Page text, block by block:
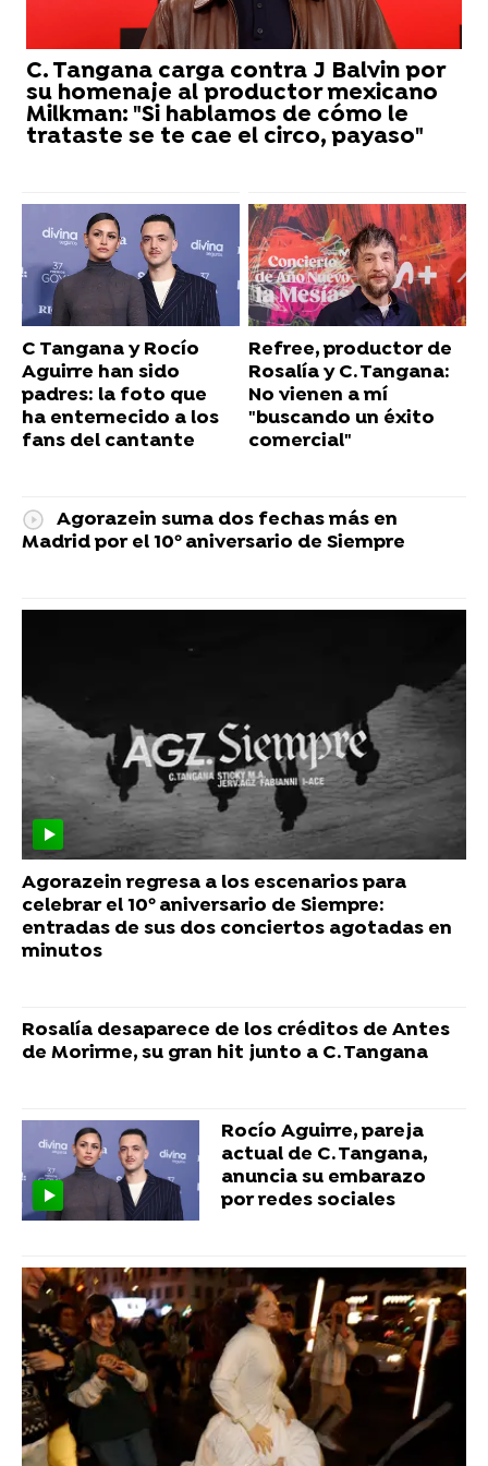
C. Tangana carga contra J Balvin por
su homenaje al productor mexicano
Milkman: "Si hablamos de cómo le
trataste se te cae el circo, payaso"
C Tangana y Rocío
Aguirre han sido
padres: la foto que
ha enternecido a los
fans del cantante
Refree, productor de
Rosalía y C. Tangana:
No vienen a mí
"buscando un éxito
comercial"
Agorazein suma dos fechas más en
Madrid por el 10º aniversario de Siempre
Agorazein regresa a los escenarios para
celebrar el 10º aniversario de Siempre:
entradas de sus dos conciertos agotadas en
minutos
Rosalía desaparece de los créditos de Antes
de Morirme, su gran hit junto a C. Tangana
Rocío Aguirre, pareja
actual de C. Tangana,
anuncia su embarazo
por redes sociales